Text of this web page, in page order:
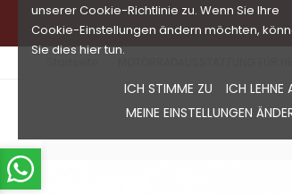
unserer Cookie-Richtlinie zu. Wenn Sie Ihre
Cookie-Einstellungen ändern möchten,
Sie dies hier tun.
ICH STIMME ZU
ICH LEHNE
MEINE EINSTELLUNGEN